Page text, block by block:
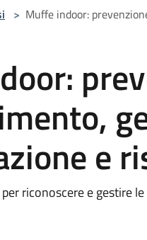
> Muffe indoor:
e
riconoscere e gestire